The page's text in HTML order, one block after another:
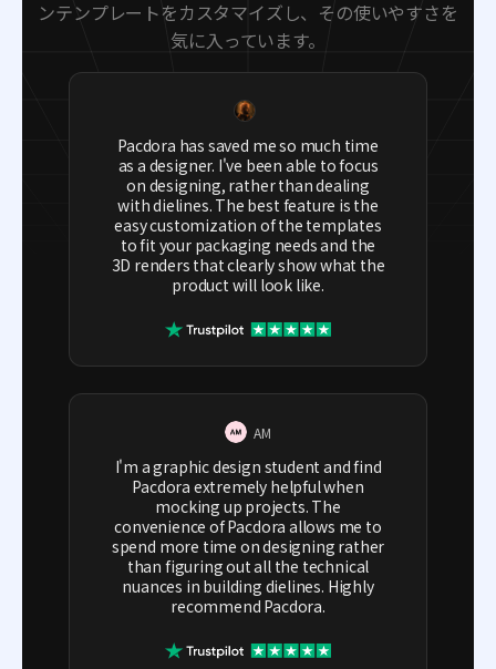
ンテンプレートをカスタマイズし、その使いやすさを
気に入っています。
Pacdora has saved me so much time
as a designer. I've been able to focus
on designing, rather than dealing
with dielines. The best feature is the
easy customization of the templates
to fit your packaging needs and the
3D renders that clearly show what the
product will look like.
AM
I'm a graphic design student and find
Pacdora extremely helpful when
mocking up projects. The
convenience of Pacdora allows me to
spend more time on designing rather
than figuring out all the technical
nuances in building dielines. Highly
recommend Pacdora.